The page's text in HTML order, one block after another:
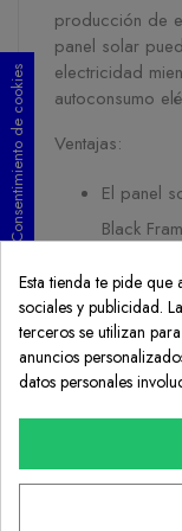
producción de
panel solar
electricidad
autoconsumo
Ventajas:
El panel
Black
Incorpora
y a la
Viene
Los
Esta tienda te pide
sociales y publicidad.
terceros se utilizan
anuncios
datos personales
Consentimiento de cookies